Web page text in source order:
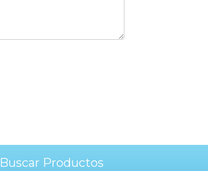
Buscar Productos